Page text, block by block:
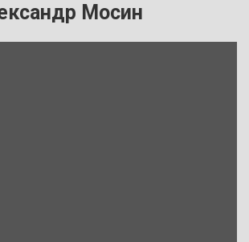
Мосин